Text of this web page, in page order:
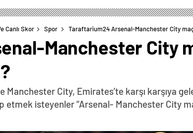
Canlı Skor Spor Taraftarium24 Arsenal-Manchester City
Manchester City
Manchester City, Emirates’te karşı karşıya
isteyenler “Arsenal- Manchester City